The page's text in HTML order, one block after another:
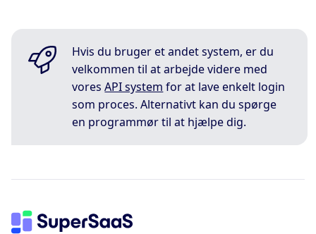
Hvis du bruger et andet system, er du
velkommen til at arbejde videre med
voresAPI system for at lave enkelt login
som proces. Alternativt kan du spørge
en programmør til at hjælpe dig.